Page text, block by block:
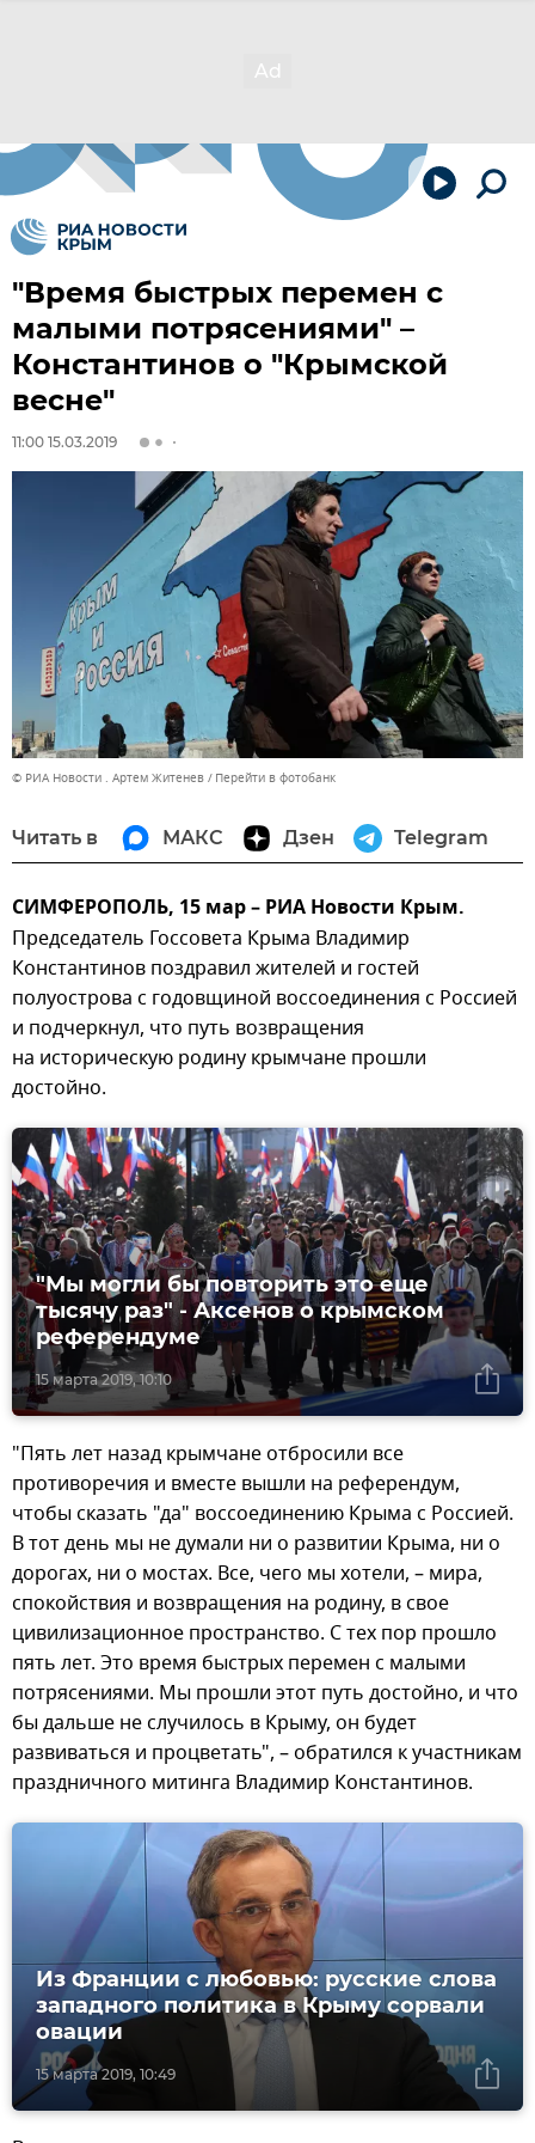
"Время быстрых перемен с
малыми потрясениями" –
Константинов о "Крымской
весне"
11:00 15.03.2019
© РИА Новости . Артем Житенев Перейти в фотобанк
Читать в МАКС Дзен Telegram
СИМФЕРОПОЛЬ, 15 мар – РИА Новости Крым.
Председатель Госсовета Крыма Владимир
Константинов поздравил жителей и гостей
полуострова с годовщиной воссоединения с Россией
и подчеркнул, что путь возвращения
на историческую родину крымчане прошли
достойно.
15 марта 2019, 10:10
"Мы могли бы повторить это еще
тысячу раз" - Аксенов о крымском
референдуме
"Пять лет назад крымчане отбросили все
противоречия и вместе вышли на референдум,
чтобы сказать "да" воссоединению Крыма с Россией.
В тот день мы не думали ни о развитии Крыма, ни о
дорогах, ни о мостах. Все, чего мы хотели, – мира,
спокойствия и возвращения на родину, в свое
цивилизационное пространство. С тех пор прошло
пять лет. Это время быстрых перемен с малыми
потрясениями. Мы прошли этот путь достойно, и что
бы дальше не случилось в Крыму, он будет
развиваться и процветать", – обратился к участникам
праздничного митинга Владимир Константинов.
15 марта 2019, 10:49
Из Франции с любовью: русские слова
западного политика в Крыму сорвали
овации